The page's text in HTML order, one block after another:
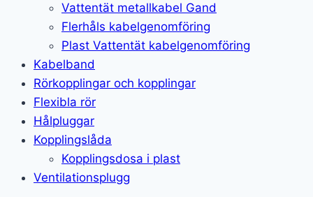
Vattentät metallkabel Gand
Flerhåls kabelgenomföring
Plast Vattentät kabelgenomföring
Kabelband
Rörkopplingar och kopplingar
Flexibla rör
Hålpluggar
Kopplingslåda
Kopplingsdosa i plast
Ventilationsplugg